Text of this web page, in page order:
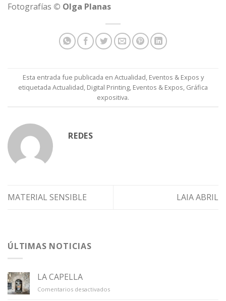
Fotografías © Olga Planas
Esta entrada fue publicada en Actualidad, Eventos & Expos y
etiquetada Actualidad, Digital Printing, Eventos & Expos, Gráfica
expositiva.
REDES
MATERIAL SENSIBLE LAIA ABRIL
ÚLTIMAS NOTICIAS
LA CAPELLA
Comentarios desactivadosen